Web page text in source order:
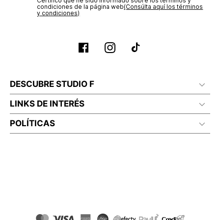
condiciones de la página web‎(Consúlta aquí los términos
y condiciones)
DESCUBRE STUDIO F
LINKS DE INTERÉS
POLÍTICAS